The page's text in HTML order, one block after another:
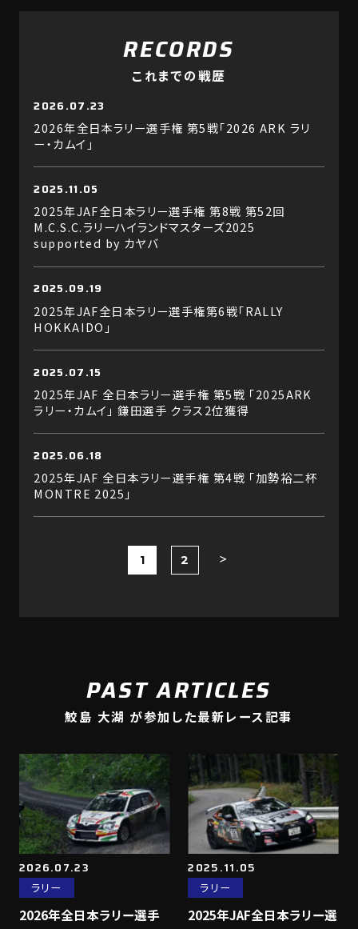
RECORDS
これまでの戦歴
2026.07.23
2026年全日本ラリー選手権 第5戦「2026 ARK ラリ
ー・カムイ」
2025.11.05
2025年JAF全日本ラリー選手権 第8戦 第52回
M.C.S.C.ラリーハイランドマスターズ2025
supported by カヤバ
2025.09.19
2025年JAF全日本ラリー選手権第6戦「RALLY
HOKKAIDO」
2025.07.15
2025年JAF 全日本ラリー選手権 第5戦 「2025ARK
ラリー・カムイ」 鎌田選手 クラス2位獲得
2025.06.18
2025年JAF 全日本ラリー選手権 第4戦 「加勢裕二杯
MONTRE 2025」
1 2
PAST ARTICLES
鮫島 大湖 が参加した最新レース記事
2026.07.23
ラリー
2026年全日本ラリー選手
2025.11.05
ラリー
2025年JAF全日本ラリー選